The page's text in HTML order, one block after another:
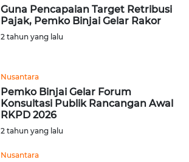
Guna Pencapaian Target Retribusi
Pajak, Pemko Binjai Gelar Rakor
2 tahun yang lalu
Nusantara
Pemko Binjai Gelar Forum
Konsultasi Publik Rancangan Awal
RKPD 2026
2 tahun yang lalu
Nusantara